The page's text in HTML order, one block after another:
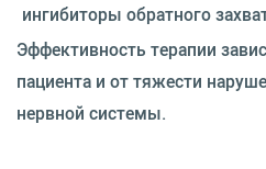
ингибиторы обратного
Эффективность терапии
пациента и от тяжести
нервной системы.